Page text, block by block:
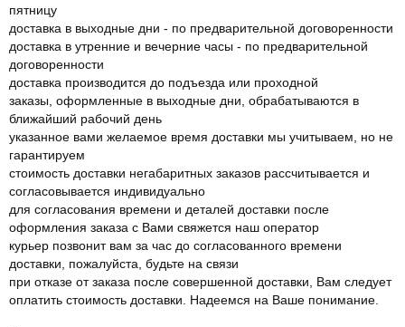
пятницу
доставка в выходные дни - по предварительной договоренности
доставка в утренние и вечерние часы - по предварительной
договоренности
доставка производится до подъезда или проходной
заказы, оформленные в выходные дни, обрабатываются в
ближайший рабочий день
указанное вами желаемое время доставки мы учитываем, но не
гарантируем
стоимость доставки негабаритных заказов рассчитывается и
согласовывается индивидуально
для согласования времени и деталей доставки после
оформления заказа с Вами свяжется наш оператор
курьер позвонит вам за час до согласованного времени
доставки, пожалуйста, будьте на связи
при отказе от заказа после совершенной доставки, Вам следует
оплатить стоимость доставки. Надеемся на Ваше понимание.